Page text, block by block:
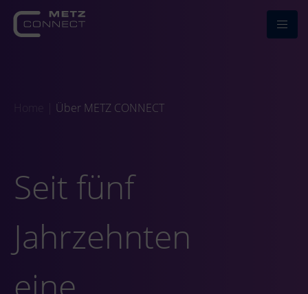
Home Über METZ CONNECT
Seit fünf
Jahrzehnten